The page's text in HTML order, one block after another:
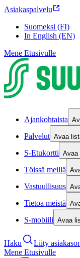
Asiakaspalvelu
Suomeksi (FI)
In English (EN)
Mene Etusivulle
Ajankohtaista
Palvelut Avaa
S-Etukortti Avaa
Töissä meillä
Vastuullisuus
Tietoa meistä
S-mobiili Avaa
Haku
Liity
Mene Etusivulle